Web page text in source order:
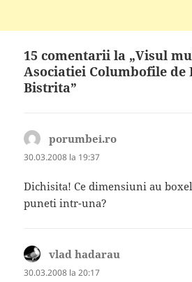
15 comentarii la „Visul
Asociatiei Columbofile de
Bistrita”
porumbei.ro
30.03.2008 la 19:37
Dichisita! Ce dimensiuni au
puneti intr-una?
vlad hadarau
30.03.2008 la 20:17